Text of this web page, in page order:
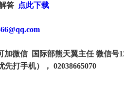
答 点此下载
微信 国际部熊天翼主任 微信号
先打手机）， 02038665070